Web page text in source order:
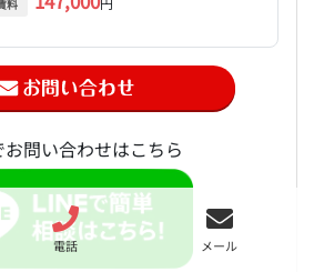
電話 メール
料
お問い合わせはこちら